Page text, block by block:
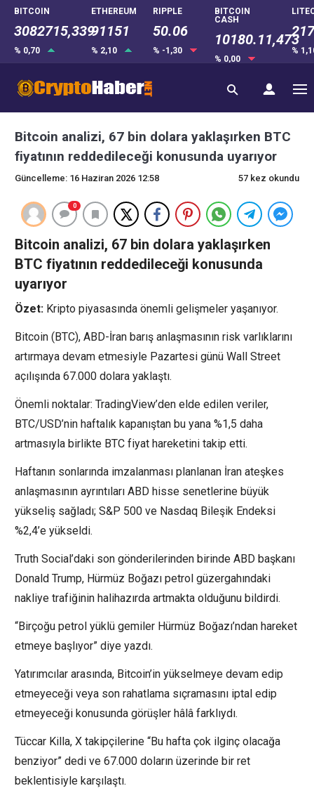
BITCOIN
3082715,339
% 0,70
ETHEREUM
91151
% 2,10
RIPPLE
50.06
% -1,30
BITCOIN
CASH
10180.11,473
% 0,00
%
Bitcoin analizi, 67 bin dolara yaklaşırken BTC
fiyatının reddedileceği konusunda uyarıyor
Güncelleme: 16 Haziran 2026 12:58 57 kez okundu
0
Bitcoin analizi, 67 bin dolara yaklaşırken
BTC fiyatının reddedileceği konusunda
uyarıyor
Özet: Kripto piyasasında önemli gelişmeler yaşanıyor.
Bitcoin (BTC), ABD-İran barış anlaşmasının risk varlıklarını
artırmaya devam etmesiyle Pazartesi günü Wall Street
açılışında 67.000 dolara yaklaştı.
Önemli noktalar: TradingView’den elde edilen veriler,
BTC/USD’nin haftalık kapanıştan bu yana %1,5 daha
artmasıyla birlikte BTC fiyat hareketini takip etti.
Haftanın sonlarında imzalanması planlanan İran ateşkes
anlaşmasının ayrıntıları ABD hisse senetlerine büyük
yükseliş sağladı; S&P 500 ve Nasdaq Bileşik Endeksi
%2,4’e yükseldi.
Truth Social’daki son gönderilerinden birinde ABD başkanı
Donald Trump, Hürmüz Boğazı petrol güzergahındaki
nakliye trafiğinin halihazırda artmakta olduğunu bildirdi.
“Birçoğu petrol yüklü gemiler Hürmüz Boğazı’ndan hareket
etmeye başlıyor” diye yazdı.
Yatırımcılar arasında, Bitcoin’in yükselmeye devam edip
etmeyeceği veya son rahatlama sıçramasını iptal edip
etmeyeceği konusunda görüşler hâlâ farklıydı.
Tüccar Killa, X takipçilerine “Bu hafta çok ilginç olacağa
benziyor” dedi ve 67.000 doların üzerinde bir ret
beklentisiyle karşılaştı.